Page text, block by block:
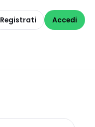
Registrati Accedi